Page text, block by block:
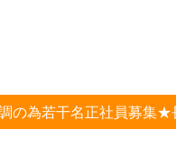
の為若干名正社員募集